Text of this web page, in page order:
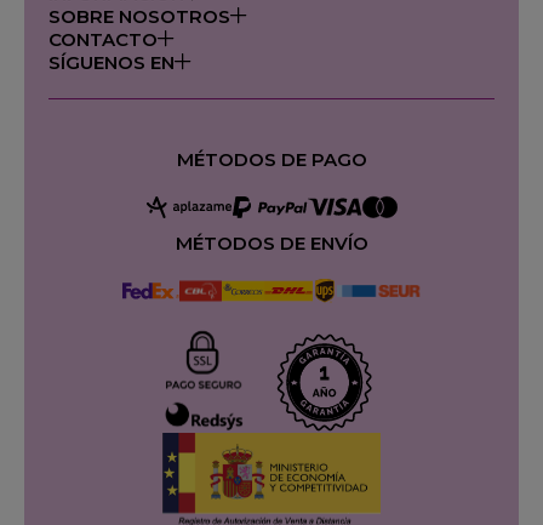
SOBRE NOSOTROS
CONTACTO
SÍGUENOS EN
MÉTODOS DE PAGO
MÉTODOS DE ENVÍO